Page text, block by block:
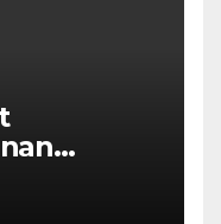
Tanah
Melalui